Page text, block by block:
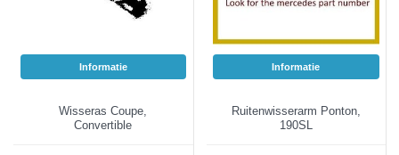
Informatie
Wisseras Coupe,
Convertible
Informatie
Ruitenwisserarm Ponton,
190SL